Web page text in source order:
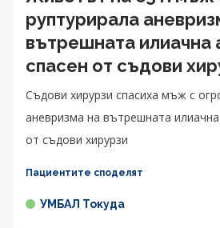
руптурирала
вътрешната илиачна
спасен от съдови
Съдови хирурзи спасиха мъж с
аневризма на вътрешната
от съдови хирурзи
Пациентите споделят
УМБАЛ Токуда